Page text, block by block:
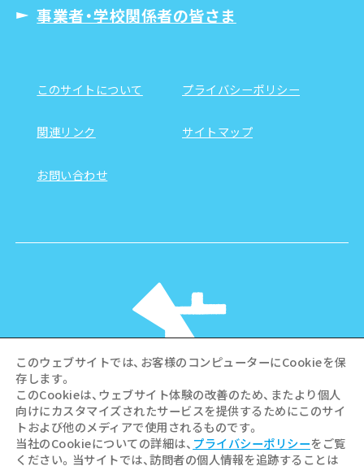
事業者・学校関係者の皆さま
このサイトについて プライバシーポリシー
関連リンク サイトマップ
お問い合わせ
©Hiroshima Tourism Association /
Hiroshima Prefecture / Hiroshima City .
All rights reserved
このウェブサイトでは、お客様のコンピューターにCookieを保
存します。
このCookieは、ウェブサイト体験の改善のため、またより個人
向けにカスタマイズされたサービスを提供するためにこのサイ
トおよび他のメディアで使用されるものです。
当社のCookieについての詳細は、 プライバシーポリシーをご覧
ください。当サイトでは、訪問者の個人情報を追跡することは